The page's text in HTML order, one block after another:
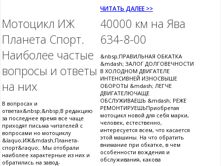
ЧИТАТЬ ДАЛЕЕ >>
Мотоцикл ИЖ
Планета Спорт.
Наиболее частые
вопросы и ответы
на них
В вопросах и
ответах&nbsp;&nbsp;В редакцию
за последнее время все чаще
приходят письма читателей с
вопросами но мотоциклу
&laquo;ИЖ&mdash;Планета-
спорт&raquo;. Мы отобрали
наиболее характерные из них и
обратились на завод-
40000 км на Ява
634-8-00
&nbsp;ПРАВИЛЬНАЯ ОБКАТКА
&mdash; ЗАЛОГ ДОЛГОВЕЧНОСТИ
В ХОЛОДНОМ ДВИГАТЕЛЕ
ИНТЕНСИВНЕЙ ИЗНОСВЫШЕ
ОБОРОТЫ &mdash; ЛЕГЧЕ
ДВИГАТЕЛЮЧАЩЕ
ОБСЛУЖИВАЕШЬ &mdash; РЕЖЕ
РЕМОНТИРУЕШЬПриобретая
мотоцикл новой для себя марки,
человек, естественно,
интересуется всем, что касается
этой машины. На что обратить
внимание при обкатке, в чем
особенности вождения и
обслуживания, какова